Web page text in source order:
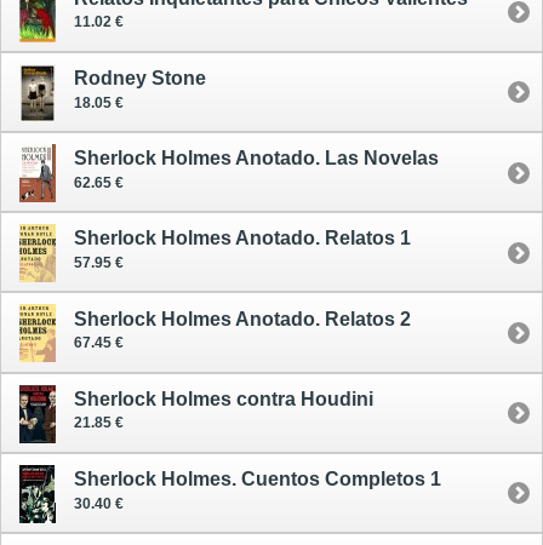
11.02 €
Rodney Stone
18.05 €
Sherlock Holmes Anotado. Las Novelas
62.65 €
Sherlock Holmes Anotado. Relatos 1
57.95 €
Sherlock Holmes Anotado. Relatos 2
67.45 €
Sherlock Holmes contra Houdini
21.85 €
Sherlock Holmes. Cuentos Completos 1
30.40 €